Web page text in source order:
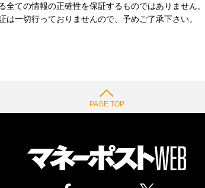
ての情報の正確性を保証するものではありません。
一切行っておりませんので、予めご了承下さい。
PAGE TOP